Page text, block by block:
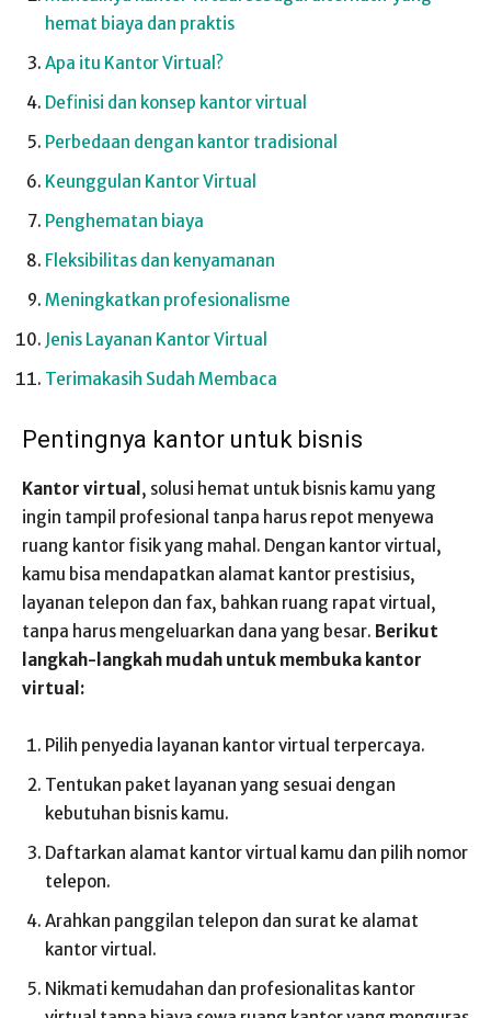
hemat biaya dan praktis
Apa itu Kantor Virtual?
Definisi dan konsep kantor virtual
Perbedaan dengan kantor tradisional
Keunggulan Kantor Virtual
Penghematan biaya
Fleksibilitas dan kenyamanan
Meningkatkan profesionalisme
Jenis Layanan Kantor Virtual
Terimakasih Sudah Membaca
Pentingnya kantor untuk bisnis
Kantor virtual , solusi hemat untuk bisnis kamu yang
ingin tampil profesional tanpa harus repot menyewa
ruang kantor fisik yang mahal. Dengan kantor virtual,
kamu bisa mendapatkan alamat kantor prestisius,
layanan telepon dan fax, bahkan ruang rapat virtual,
tanpa harus mengeluarkan dana yang besar. Berikut
langkah-langkah mudah untuk membuka kantor
virtual:
Pilih penyedia layanan kantor virtual terpercaya.
Tentukan paket layanan yang sesuai dengan
kebutuhan bisnis kamu.
Daftarkan alamat kantor virtual kamu dan pilih nomor
telepon.
Arahkan panggilan telepon dan surat ke alamat
kantor virtual.
Nikmati kemudahan dan profesionalitas kantor